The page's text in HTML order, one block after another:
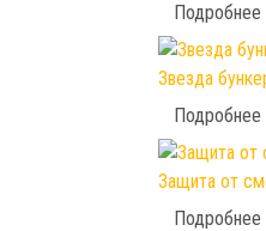
Подробнее
Звезда
Подробнее
Защита от
Подробнее